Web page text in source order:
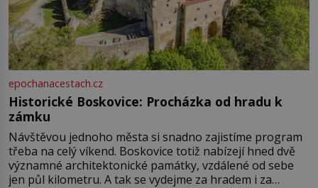
epochanacestach.cz
Historické Boskovice: Procházka od hradu k
zámku
Návštěvou jednoho města si snadno zajistíme program
třeba na celý víkend. Boskovice totiž nabízejí hned dvě
významné architektonické památky, vzdálené od sebe
jen půl kilometru. A tak se vydejme za hradem i za